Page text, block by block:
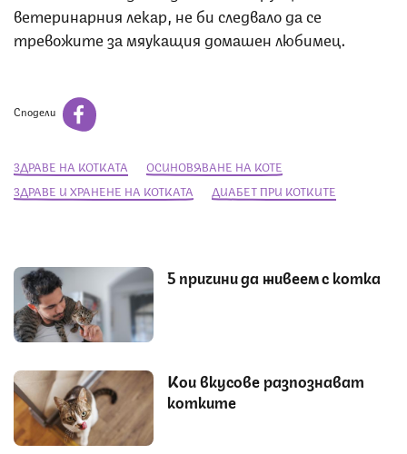
ветеринарния лекар, не би следвало да се
тревожите за мяукащия домашен любимец.
Сподели
ЗДРАВЕ НА КОТКАТА
ОСИНОВЯВАНЕ НА КОТЕ
ЗДРАВЕ И ХРАНЕНЕ НА КОТКАТА
ДИАБЕТ ПРИ КОТКИТЕ
5 причини да живеем с котка
Кои вкусове разпознават
котките